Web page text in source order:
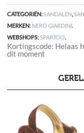
CATEGORIËN:SANDALEN,
MERKEN: NERO GIARDINI.
WEBSHOPS:SPARTOO.
Kortingscode: Helaas
dit moment